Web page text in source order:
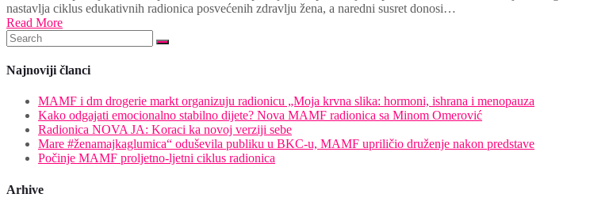
nastavlja ciklus edukativnih radionica posvećenih zdravlju žena, a naredni susret donosi…
Read More
Najnoviji članci
MAMF i dm drogerie markt organizuju radionicu „Moja krvna slika: hormoni, ishrana i menopauza
Kako odgajati emocionalno stabilno dijete? Nova MAMF radionica sa Minom Omerović
Radionica NOVA JA: Koraci ka novoj verziji sebe
Mare #ženamajkaglumica“ oduševila publiku u BKC-u, MAMF upriličio druženje nakon predstave
Počinje MAMF proljetno-ljetni ciklus radionica
Arhive